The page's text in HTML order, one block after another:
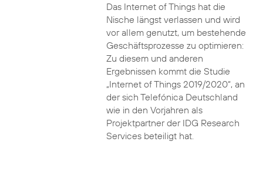
Das Internet of Things hat die
Nische längst verlassen und wird
vor allem genutzt, um bestehende
Geschäftsprozesse zu optimieren:
Zu diesem und anderen
Ergebnissen kommt die Studie
„Internet of Things 2019/2020“, an
der sich Telefónica Deutschland
wie in den Vorjahren als
Projektpartner der IDG Research
Services beteiligt hat.